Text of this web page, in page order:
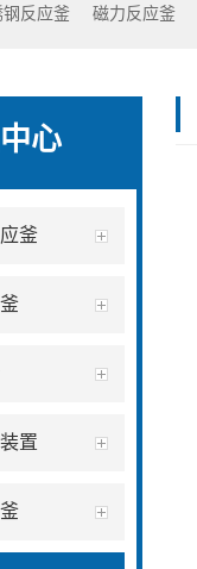
钢反应釜 磁力反应釜
心
釜
置